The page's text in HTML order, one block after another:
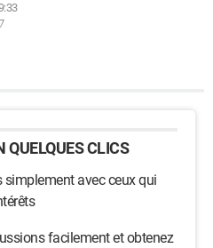
QUELQUES CLICS
simplement avec ceux qui
facilement et obtenez